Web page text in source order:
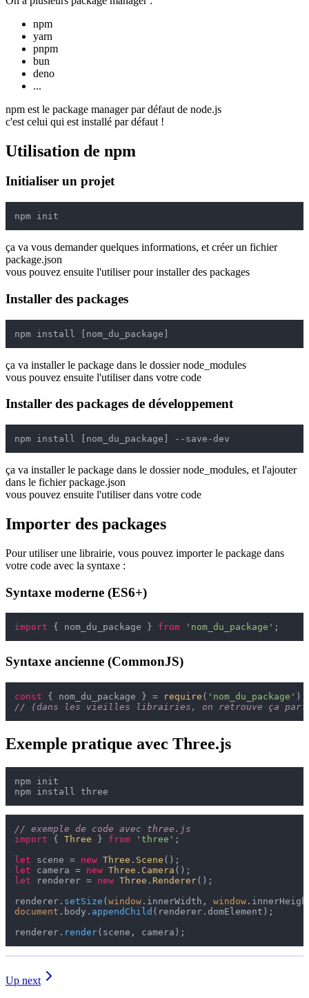
npm
yarn
pnpm
bun
deno
...
npm est le package manager par défaut de node.js
c'est celui qui est installé par défaut !
Utilisation de npm
Initialiser un projet
ça va vous demander quelques informations, et créer un fichier
package.json
vous pouvez ensuite l'utiliser pour installer des packages
Installer des packages
ça va installer le package dans le dossier node_modules
vous pouvez ensuite l'utiliser dans votre code
Installer des packages de développement
ça va installer le package dans le dossier node_modules, et l'ajouter
dans le fichier package.json
vous pouvez ensuite l'utiliser dans votre code
Importer des packages
Pour utiliser une librairie, vous pouvez importer le package dans
votre code avec la syntaxe :
Syntaxe moderne (ES6+)
import { nom_du_package } from 'nom_du_package'
Syntaxe ancienne (CommonJS)
const { nom_du_package } = require ( 'nom_du_package'
// (dans les vieilles librairies, on retrouve ça
Exemple pratique avec Three.js
npm init
// exemple de code avec three.js
import { Three } from 'three' ;
let scene = new Three . Scene
let camera = new Three . Camera
let renderer = new Three . Renderer();
renderer. setSize (window . innerWidth , window .
document . body . appendChild (renderer. domElement );
renderer. render
Up next